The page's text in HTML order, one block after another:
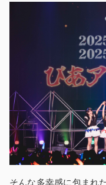
そんな多幸感に包まれ